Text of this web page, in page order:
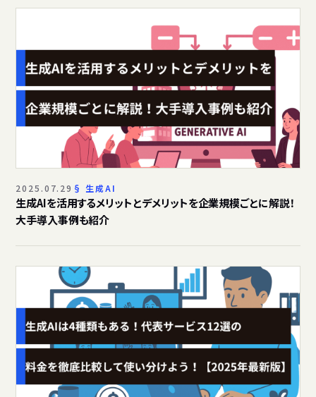
2025.07.29 生成AI
生成AIを活用するメリットとデメリットを企業規模ごとに解説！
大手導入事例も紹介